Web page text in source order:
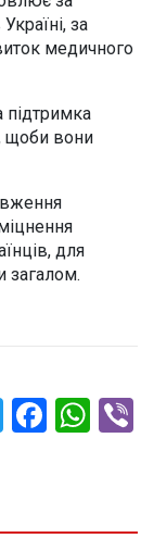
за
медичного
підтримка
щоби вони
для
загалом.
Twitter